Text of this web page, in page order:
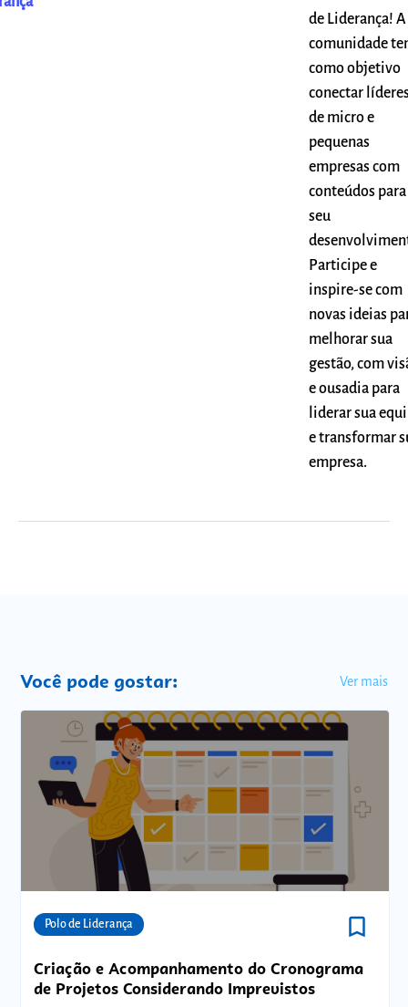
de Liderança! A
comunidade
como objetivo
conectar
de micro e
pequenas
empresas com
conteúdos para
seu
Participe e
inspire-se com
novas ideias
melhorar sua
gestão, com
e ousadia para
liderar sua
e transformar
empresa.
Você pode gostar: Ver mais
Polo de Liderança bookmark_border
Criação e Acompanhamento do Cronograma
de Projetos Considerando Imprevistos